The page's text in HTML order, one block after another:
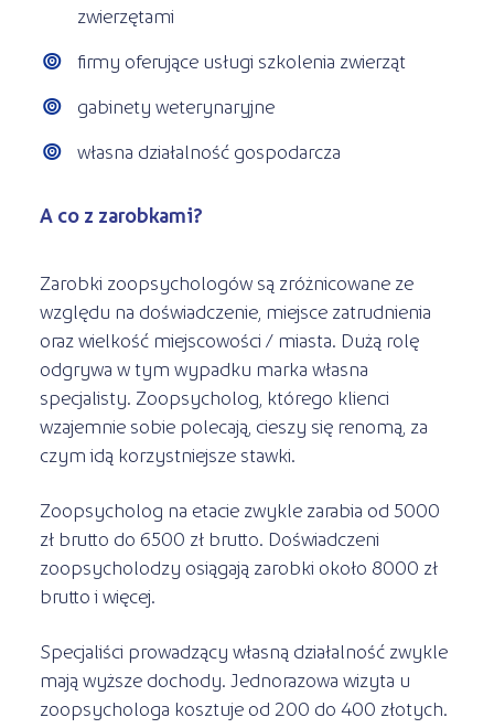
zwierzętami
firmy oferujące usługi szkolenia zwierząt
gabinety weterynaryjne
własna działalność gospodarcza
A co z zarobkami?
Zarobki zoopsychologów są zróżnicowane ze
względu na doświadczenie, miejsce zatrudnienia
oraz wielkość miejscowości / miasta. Dużą rolę
odgrywa w tym wypadku marka własna
specjalisty. Zoopsycholog, którego klienci
wzajemnie sobie polecają, cieszy się renomą, za
czym idą korzystniejsze stawki.
Zoopsycholog na etacie zwykle zarabia od 5000
zł brutto do 6500 zł brutto. Doświadczeni
zoopsycholodzy osiągają zarobki około 8000 zł
brutto i więcej.
Specjaliści prowadzący własną działalność zwykle
mają wyższe dochody. Jednorazowa wizyta u
zoopsychologa kosztuje od 200 do 400 złotych.